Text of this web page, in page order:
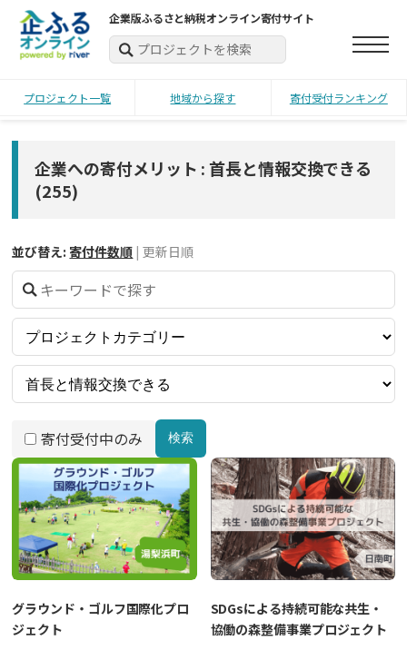
企業版ふるさと納税オンライン寄付サイト
プロジェクト一覧 地域から探す 寄付受付ランキング
企業への寄付メリット : 首長と情報交換できる
(255)
並び替え: 寄付件数順 | 更新日順
寄付受付中のみ 検索
グラウンド・ゴルフ国際化プロ
ジェクト
SDGsによる持続可能な共生・
協働の森整備事業プロジェクト